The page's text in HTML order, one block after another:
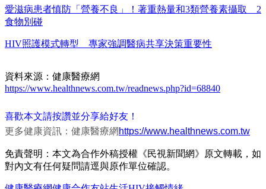
愛滋病患者慎防「營養不良」！著重熱量和3類營養素攝取 2
食物別碰
HIV照護模式轉型 專家強調醫病共享決策重要性
資料來源：健康醫療網
https://www.healthnews.com.tw/readnews.php?id=68840
喜歡本文請按讚並分享給好友！
更多健康資訊：健康醫療網 https://www.healthnews.com.tw
免責聲明：本文為合作外稿授權《民視新聞網》原文轉載，如
對內文有任何疑問請逕與原作單位確認。